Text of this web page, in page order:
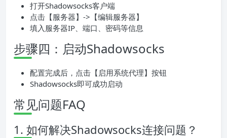
打开Shadowsocks客户端
点击【服务器】->【编辑服务器】
填入服务器IP、端口、密码等信息
步骤四：启动Shadowsocks
配置完成后，点击【启用系统代理】按钮
Shadowsocks即可成功启动
常见问题FAQ
1. 如何解决Shadowsocks连接问题？